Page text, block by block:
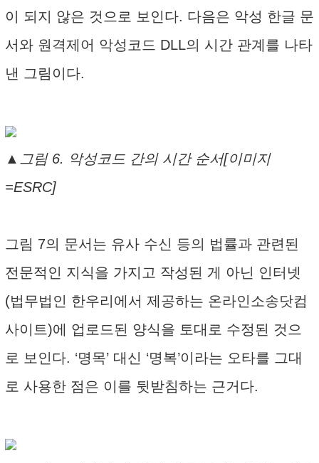
이 되지 않은 것으로 보인다. 다음은 악성 한글 문
서와 원격제어 악성코드 DLL의 시간 관계를 나타
낸 그림이다.
▲그림 6. 악성코드 간의 시간 순서[이미지
=ESRC]
그림 7의 문서는 유사 수신 등의 법률과 관련된
전문적인 지식을 가지고 작성된 게 아닌 인터넷
(법무법인 한우리에서 제공하는 온라인소송닷컴
사이트)에 업로드된 양식을 토대로 수정된 것으
로 보인다. ‘명목’ 대신 ‘명복’이라는 오타를 그대
로 사용한 점은 이를 뒷받침하는 근거다.